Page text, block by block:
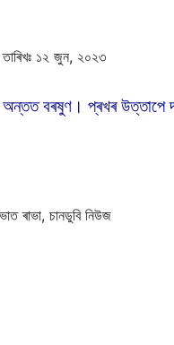
তাৰিখঃ ১২ জুন, ২০২৩
অন্তত বৰষুণ। প্ৰখৰ উত্তাপে
ৰাভা, চানডুবি নিউজ